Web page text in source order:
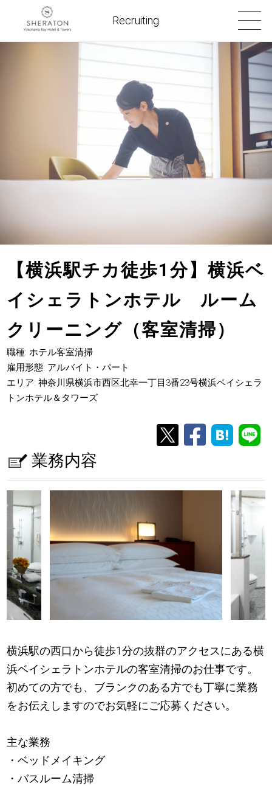
Recruiting
【横浜駅チカ徒歩1分】横浜ベ
イシェラトンホテル ルーム
クリーニング（客室清掃）
職種: ホテル客室清掃
雇用形態: アルバイト・パート
エリア: 神奈川県横浜市西区北幸一丁目3番23号横浜ベイシェラ
トンホテル＆タワーズ
業務内容
横浜駅の西口から徒歩1分の抜群のアクセスにある横
浜ベイシェラトンホテルの客室清掃のお仕事です。
初めての方でも、ブランクのある方でも丁寧に業務
をお伝えしますのでお気軽にご応募ください。
主な業務
・ベッドメイキング
・バスルーム清掃